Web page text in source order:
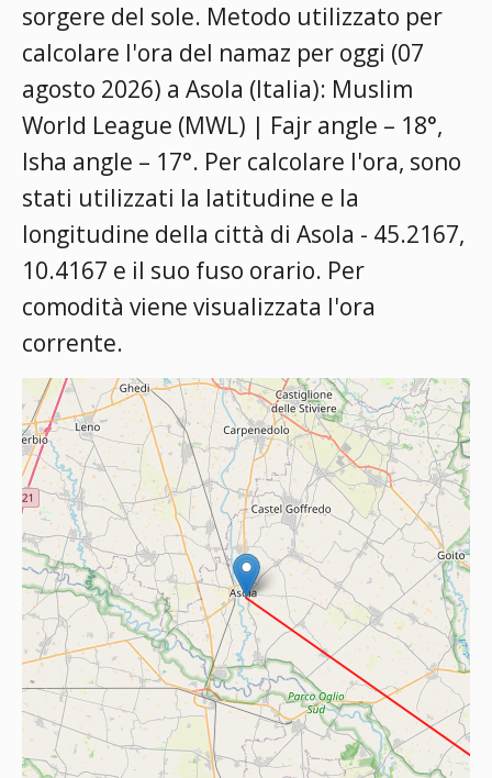
sorgere del sole. Metodo utilizzato per
calcolare l'ora del namaz per oggi (07
agosto 2026) a Asola (Italia): Muslim
World League (MWL) | Fajr angle – 18°,
Isha angle – 17°. Per calcolare l'ora, sono
stati utilizzati la latitudine e la
longitudine della città di Asola - 45.2167,
10.4167 e il suo fuso orario. Per
comodità viene visualizzata l'ora
corrente.